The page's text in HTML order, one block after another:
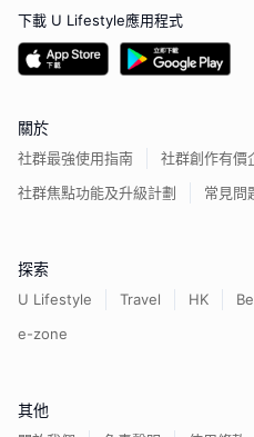
下載 U Lifestyle應用程式
關於
社群最強使用指南
社群創作有價
社群焦點功能及升級計劃
常見問
探索
U Lifestyle Travel HK
e-zone
其他